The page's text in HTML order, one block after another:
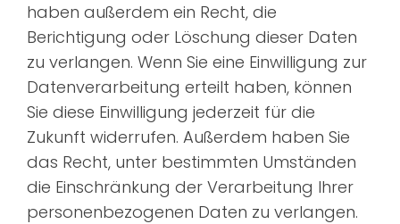
haben außerdem ein Recht, die
Berichtigung oder Löschung dieser Daten
zu verlangen. Wenn Sie eine Einwilligung zur
Datenverarbeitung erteilt haben, können
Sie diese Einwilligung jederzeit für die
Zukunft widerrufen. Außerdem haben Sie
das Recht, unter bestimmten Umständen
die Einschränkung der Verarbeitung Ihrer
personenbezogenen Daten zu verlangen.